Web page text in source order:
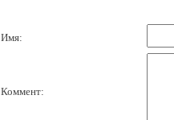
Имя:
Коммент: